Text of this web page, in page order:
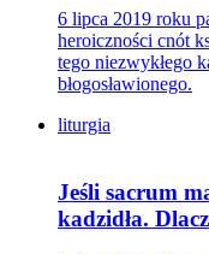
6 lipca 2019 roku
heroiczności cnót
tego niezwykłego
błogosławionego.
liturgia
Jeśli sacrum
kadzidła.